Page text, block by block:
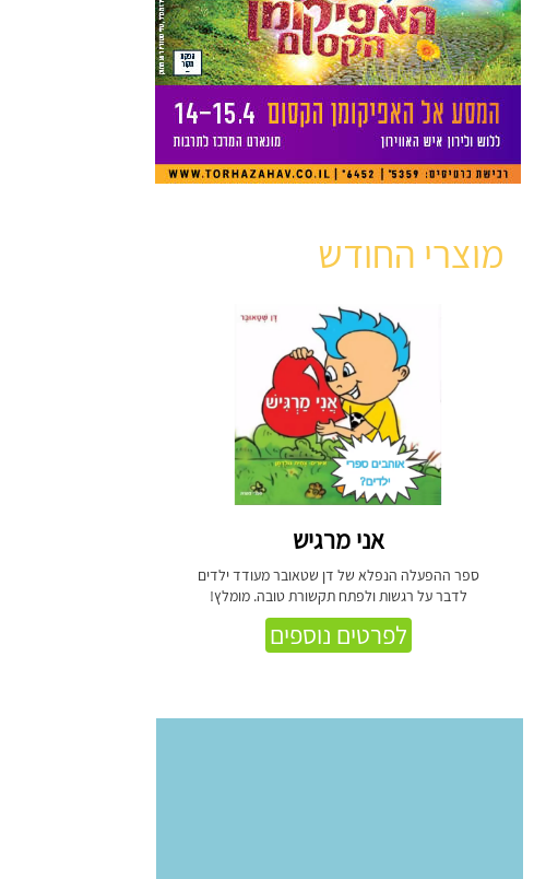
מוצרי החודש
אני מרגיש
ספר ההפעלה הנפלא של דן שטאובר מעודד ילדים
לדבר על רגשות ולפתח תקשורת טובה. מומלץ!
לפרטים נוספים